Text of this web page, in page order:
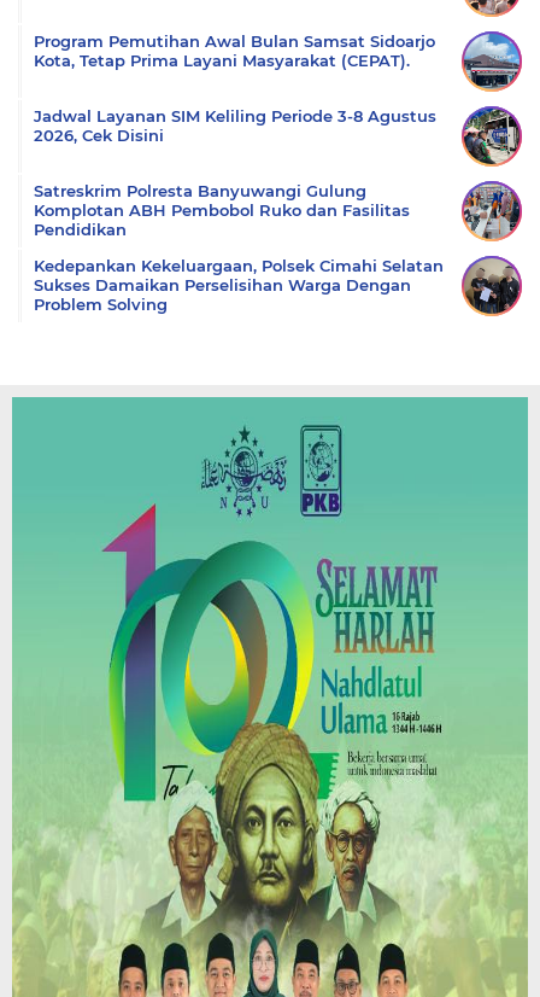
Program Pemutihan Awal Bulan Samsat Sidoarjo
Kota, Tetap Prima Layani Masyarakat (CEPAT).
Jadwal Layanan SIM Keliling Periode 3-8 Agustus
2026, Cek Disini
Satreskrim Polresta Banyuwangi Gulung
Komplotan ABH Pembobol Ruko dan Fasilitas
Pendidikan
Kedepankan Kekeluargaan, Polsek Cimahi Selatan
Sukses Damaikan Perselisihan Warga Dengan
Problem Solving